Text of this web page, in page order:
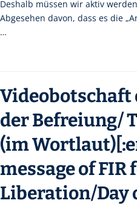
Deshalb müssen wir aktiv
Abgesehen davon, dass es die
…
Videobotschaft
der Befreiung/
(im
message of FIR
Liberation/Day